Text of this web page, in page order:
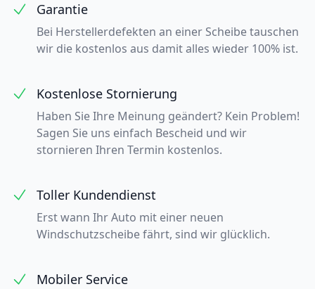
Garantie
Bei Herstellerdefekten an einer Scheibe tauschen
wir die kostenlos aus damit alles wieder 100% ist.
Kostenlose Stornierung
Haben Sie Ihre Meinung geändert? Kein Problem!
Sagen Sie uns einfach Bescheid und wir
stornieren Ihren Termin kostenlos.
Toller Kundendienst
Erst wann Ihr Auto mit einer neuen
Windschutzscheibe fährt, sind wir glücklich.
Mobiler Service